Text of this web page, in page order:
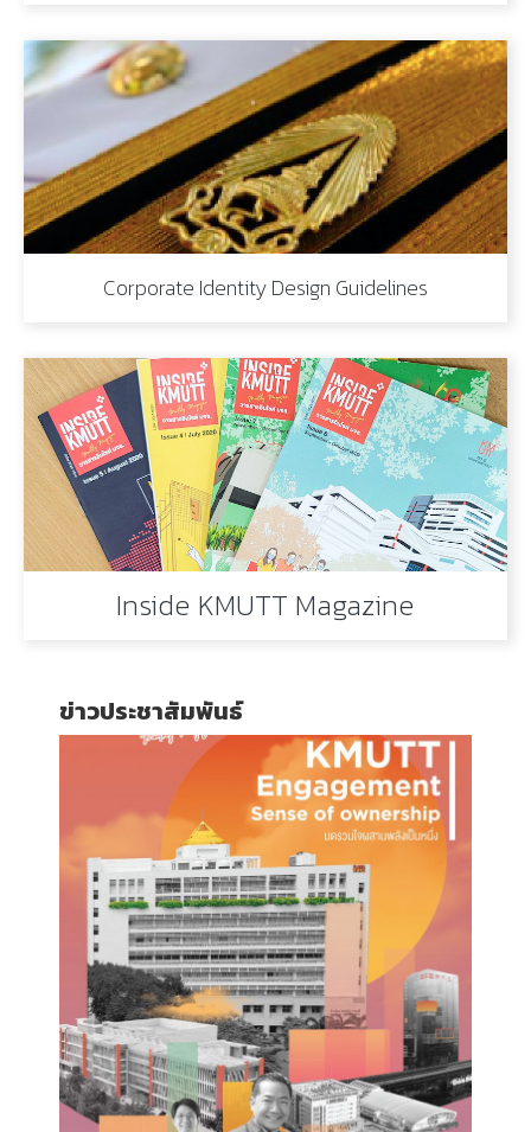
Corporate Identity Design Guidelines
Inside KMUTT Magazine
ข่าวประชาสัมพันธ์